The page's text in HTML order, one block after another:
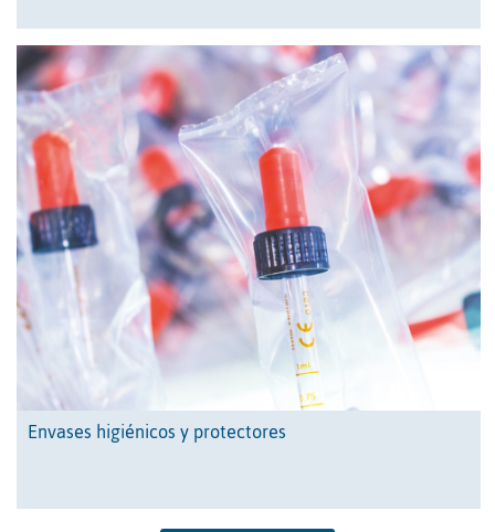
Envases higiénicos y protectores